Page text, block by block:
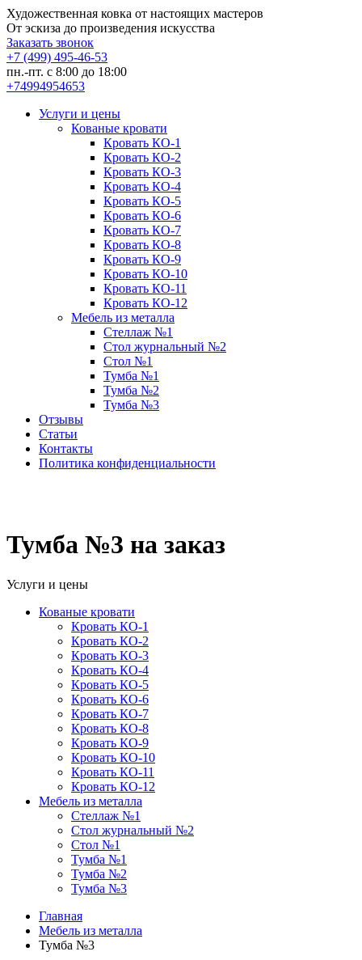
Художественная ковка от настоящих мастеров
От эскиза до произведения искусства
Заказать звонок
+7 (499) 495-46-53
пн.-пт. с 8:00 до 18:00
+74994954653
Услуги и цены
Кованые кровати
Кровать КО-1
Кровать КО-2
Кровать КО-3
Кровать КО-4
Кровать КО-5
Кровать КО-6
Кровать КО-7
Кровать КО-8
Кровать КО-9
Кровать КО-10
Кровать КО-11
Кровать КО-12
Мебель из металла
Стеллаж №1
Стол журнальный №2
Стол №1
Тумба №1
Тумба №2
Тумба №3
Отзывы
Статьи
Контакты
Политика конфиденциальности
Тумба №3 на заказ
Услуги и цены
Кованые кровати
Кровать КО-1
Кровать КО-2
Кровать КО-3
Кровать КО-4
Кровать КО-5
Кровать КО-6
Кровать КО-7
Кровать КО-8
Кровать КО-9
Кровать КО-10
Кровать КО-11
Кровать КО-12
Мебель из металла
Стеллаж №1
Стол журнальный №2
Стол №1
Тумба №1
Тумба №2
Тумба №3
Главная
Мебель из металла
Тумба №3